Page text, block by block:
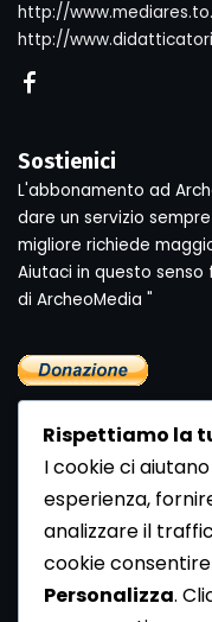
http://
http://
Sostienici
L'abbonamento ad
dare un servizio
migliore richiede
Aiutaci in questo
di ArcheoMedia "
Newsletter
Se vuoi ricevere la
dalla Redazione di
Rispettiamo la
I cookie ci
esperienza,
analizzare il
cookie
Personalizza.